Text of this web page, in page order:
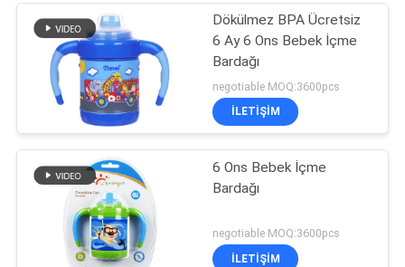
Bebek Besleme
Kase ve Kaşıkları
Dökülmez BPA Ücretsiz
6 Ay 6 Ons Bebek İçme
Bardağı
negotiable MOQ:3600pcs
ILETIŞIM
6 Ons Bebek İçme
Bardağı
negotiable MOQ:3600pcs
ILETIŞIM